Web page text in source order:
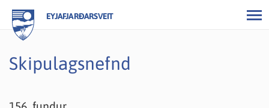
EYJAFJARÐARSVEIT
Skipulagsnefnd